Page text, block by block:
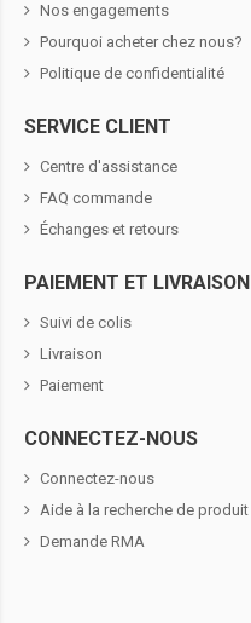
Nos engagements
Pourquoi acheter chez nous?
Politique de confidentialité
SERVICE CLIENT
Centre d'assistance
FAQ commande
Échanges et retours
PAIEMENT ET LIVRAISON
Suivi de colis
Livraison
Paiement
CONNECTEZ-NOUS
Connectez-nous
Aide à la recherche de produit
Demande RMA